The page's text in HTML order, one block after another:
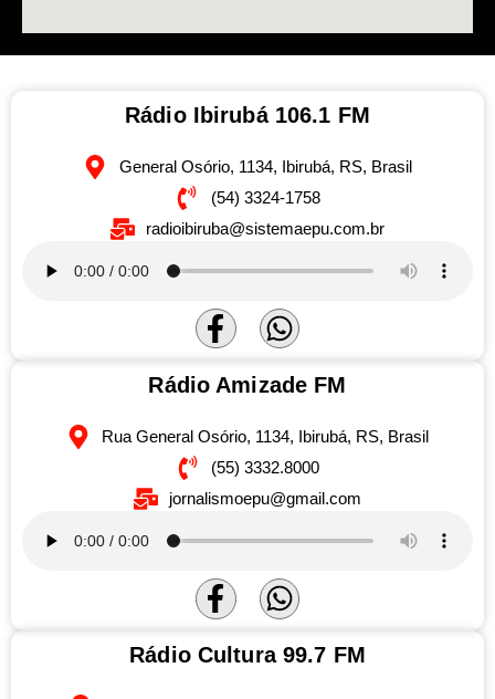
Rádio Ibirubá 106.1 FM
General Osório, 1134, Ibirubá, RS, Brasil
(54) 3324-1758
radioibiruba@sistemaepu.com.br
Rádio Amizade FM
Rua General Osório, 1134, Ibirubá, RS, Brasil
(55) 3332.8000
jornalismoepu@gmail.com
Rádio Cultura 99.7 FM